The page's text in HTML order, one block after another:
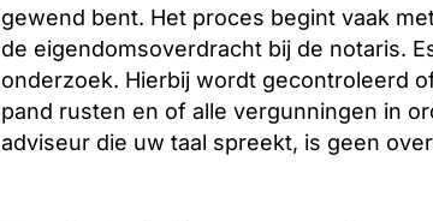
gewend bent. Het proces begint vaak
de eigendomsoverdracht bij de notaris.
onderzoek. Hierbij wordt gecontroleerd
pand rusten en of alle vergunningen in
adviseur die uw taal spreekt, is geen